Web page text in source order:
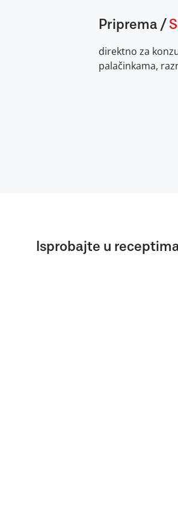
Priprema /
direktno za
palačinkama,
Isprobajte u